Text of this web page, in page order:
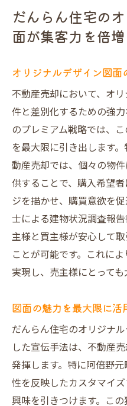
だんらん住宅の
面が集客力を倍
オリジナルデザイン図面
不動産売却において、オ
件と差別化するための強
のプレミアム戦略では、
を最大限に引き出します
動産売却では、個々の物
供することで、購入希望
ジを描かせ、購買意欲を
士による建物状況調査報
主様と買主様が安心して
ことが可能です。これに
実現し、売主様にとっても
図面の魅力を最大限に活
だんらん住宅のオリジナ
した宣伝手法は、不動産
発揮します。特に阿倍野
性を反映したカスタマイ
興味を引きつけます。こ